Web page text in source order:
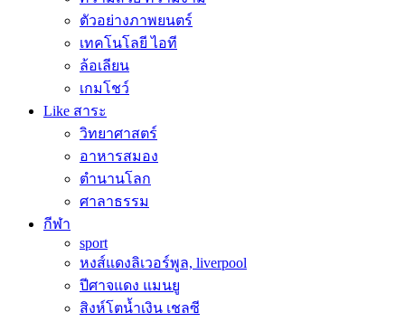
ตัวอย่างภาพยนตร์
เทคโนโลยี ไอที
ล้อเลียน
เกมโชว์
Like สาระ
วิทยาศาสตร์
อาหารสมอง
ตำนานโลก
ศาลาธรรม
กีฬา
sport
หงส์แดงลิเวอร์พูล, liverpool
ปีศาจแดง แมนยู
สิงห์โตน้ำเงิน เชลซี